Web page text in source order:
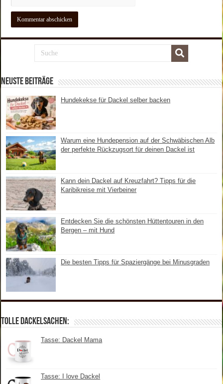
Neuste Beiträge
Hundekekse für Dackel selber backen
Warum eine Hundepension auf der Schwäbischen Alb
der perfekte Rückzugsort für deinen Dackel ist
Kann dein Dackel auf Kreuzfahrt? Tipps für die
Karibikreise mit Vierbeiner
Entdecken Sie die schönsten Hüttentouren in den
Bergen – mit Hund
Die besten Tipps für Spaziergänge bei Minusgraden
Tolle Dackelsachen:
Tasse: Dackel Mama
Tasse: I love Dackel